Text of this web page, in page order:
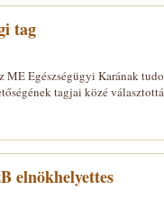
tag
Egészségügyi Karának
tagjai közé
elnökhelyettes